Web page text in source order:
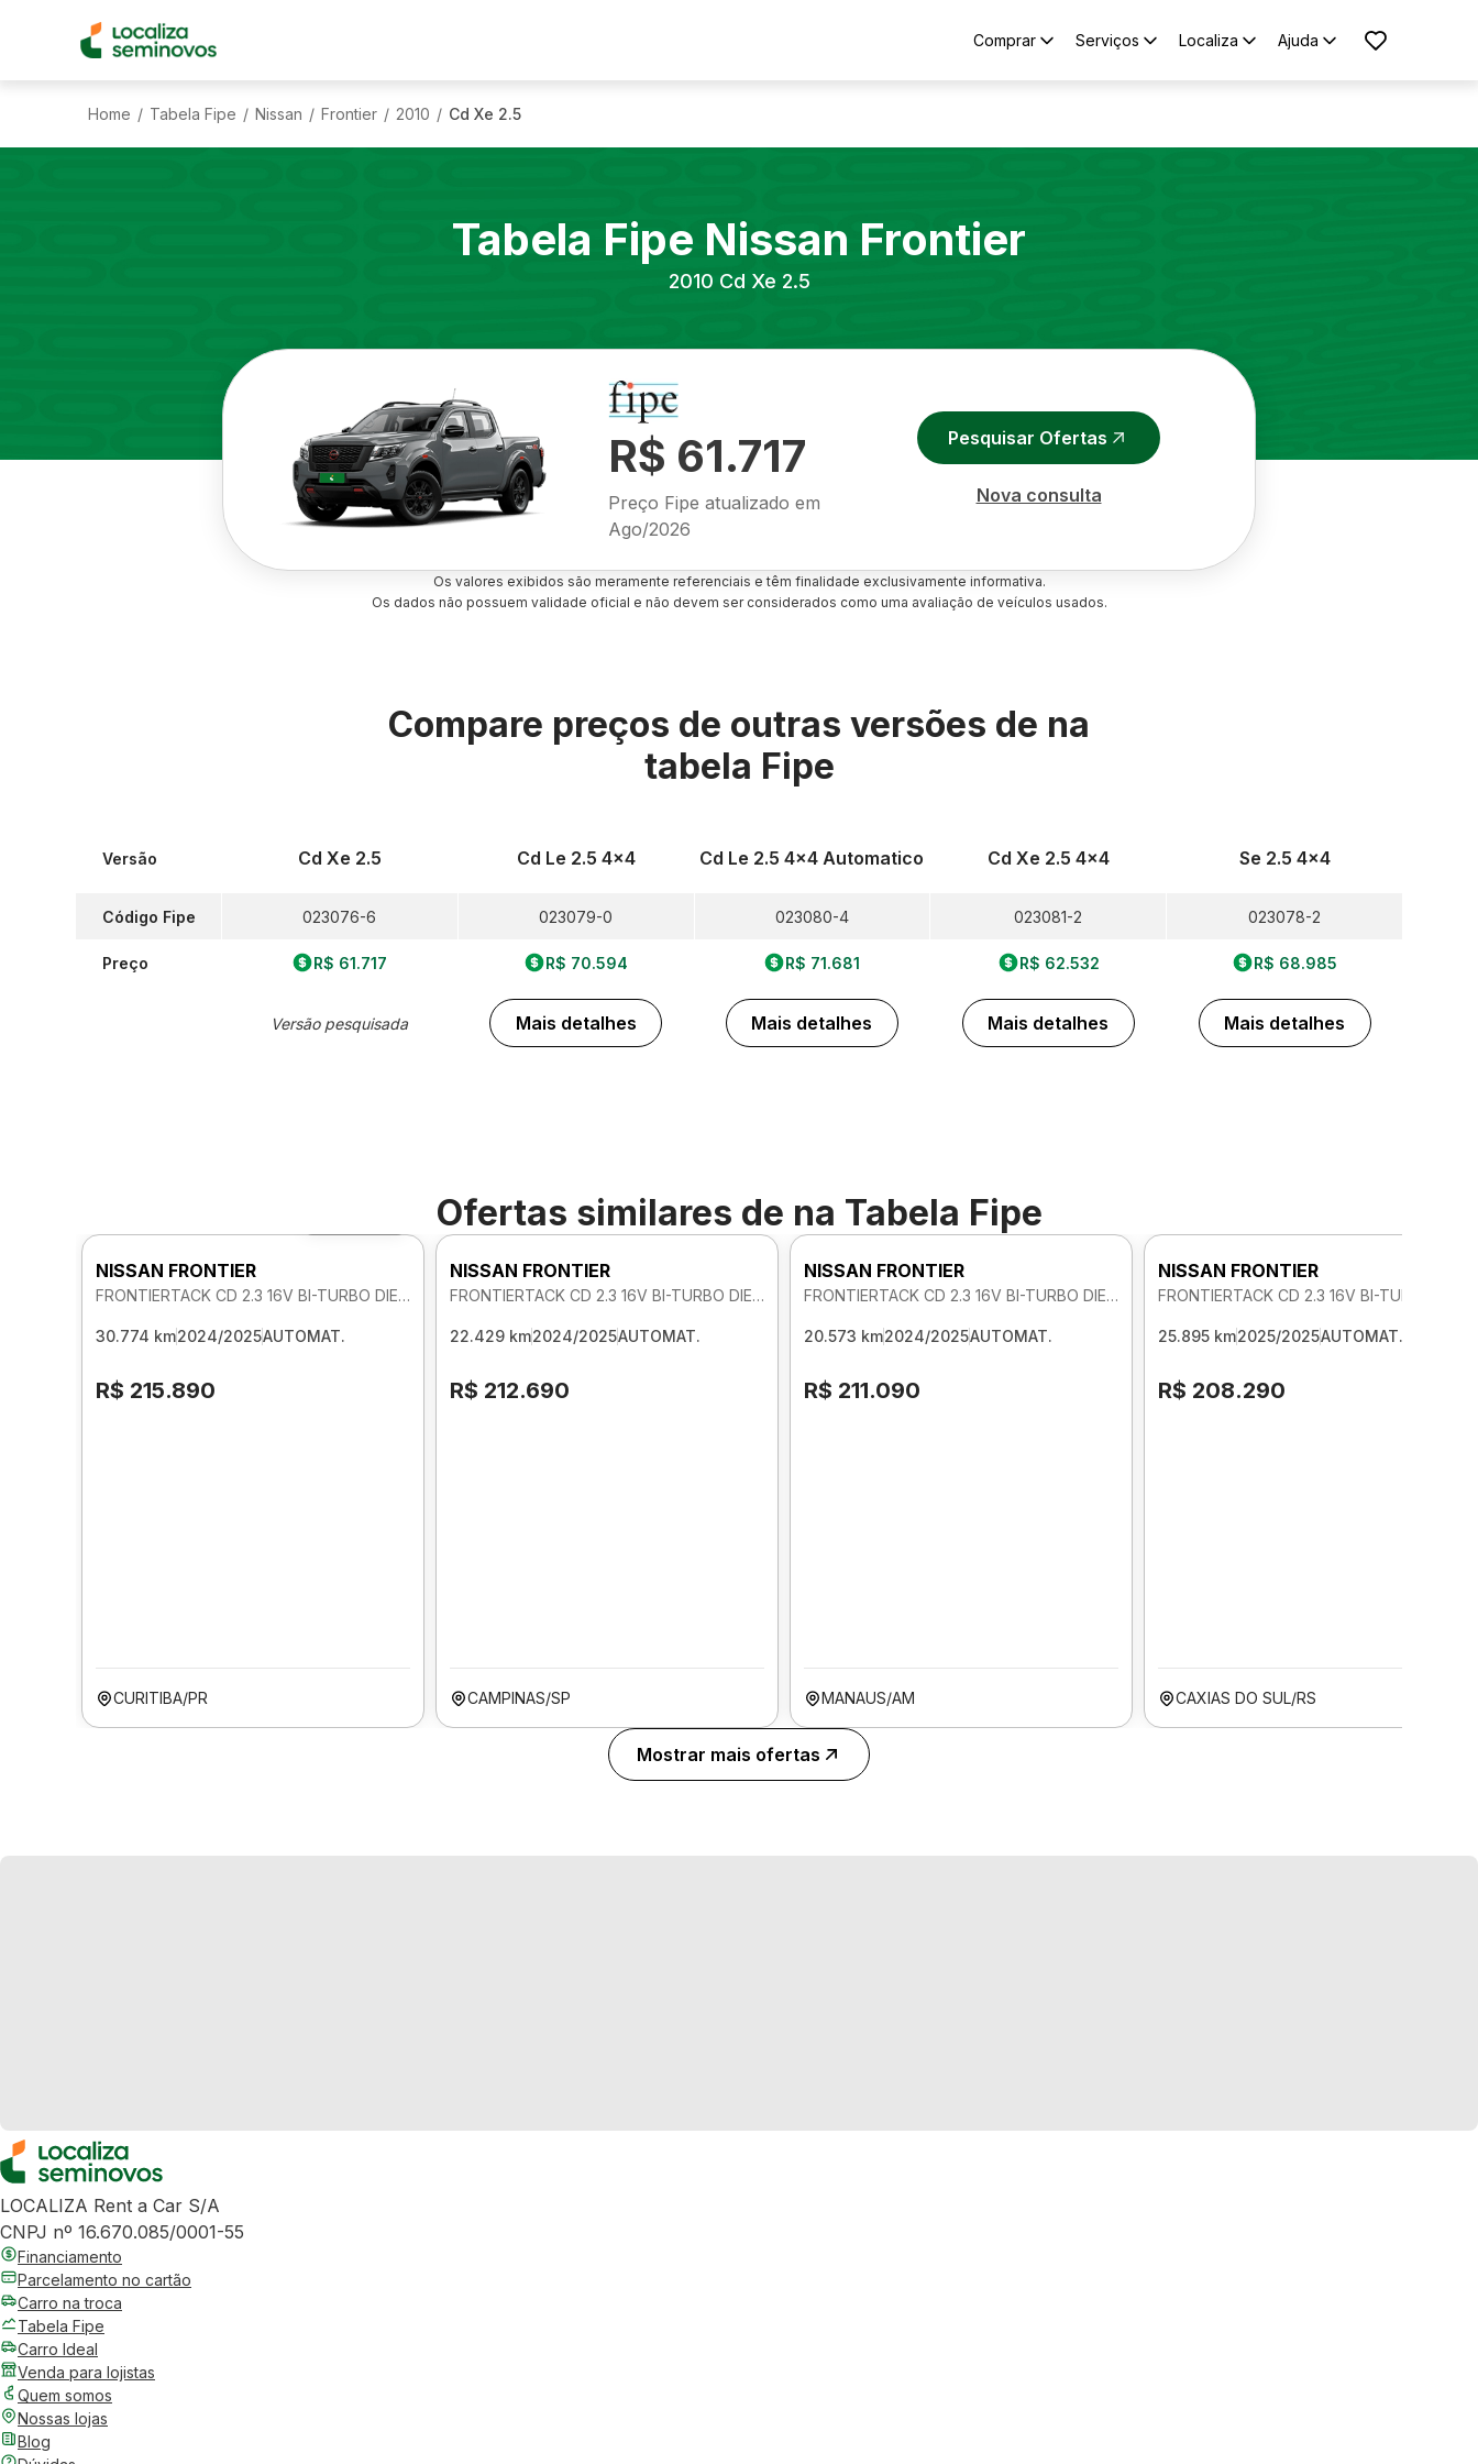
Comprar Serviços Localiza Ajuda
Home / Tabela Fipe / Nissan / Frontier / 2010 / Cd Xe 2.5
Tabela Fipe Nissan Frontier
2010 Cd Xe 2.5
R$ 61.717
Preço Fipe atualizado em
Ago/2026
Pesquisar Ofertas
Nova consulta
Os valores exibidos são meramente referenciais e têm finalidade exclusivamente informativa.
Os dados não possuem validade oficial e não devem ser considerados como uma avaliação de veículos usados.
Compare preços de outras versões de na
tabela Fipe
Versão
Código Fipe
Preço
Cd Xe 2.5
023076-6
R$ 61.717
Versão pesquisada
Cd Le 2.5 4x4
023079-0
R$ 70.594
Mais detalhes
Cd Le 2.5 4x4 Automatico
023080-4
R$ 71.681
Mais detalhes
Cd Xe 2.5 4x4
023081-2
R$ 62.532
Mais detalhes
Se 2.5 4x4
023078-2
R$ 68.985
Mais detalhes
Ofertas similares de na Tabela Fipe
NISSAN FRONTIER
FRONTIERTACK CD 2.3 16V BI-TURBO DIE 4X4 AUTOMATICO
30.774 km2024/2025AUTOMAT.
R$ 215.890
CURITIBA/PR
NISSAN FRONTIER
FRONTIERTACK CD 2.3 16V BI-TURBO DIE 4X4 AUTOMATICO
22.429 km2024/2025AUTOMAT.
R$ 212.690
CAMPINAS/SP
NISSAN FRONTIER
FRONTIERTACK CD 2.3 16V BI-TURBO DIE 4X4 AUTOMATICO
20.573 km2024/2025AUTOMAT.
R$ 211.090
MANAUS/AM
NISSAN FRONTIER
25.895 km2025/2025AUTOMAT.
R$ 208.290
CAXIAS DO SUL/RS
Mostrar mais ofertas
LOCALIZA Rent a Car S/A
CNPJ nº 16.670.085/0001-55
Financiamento
Parcelamento no cartão
Carro na troca
Tabela Fipe
Carro Ideal
Venda para lojistas
Quem somos
Nossas lojas
Blog